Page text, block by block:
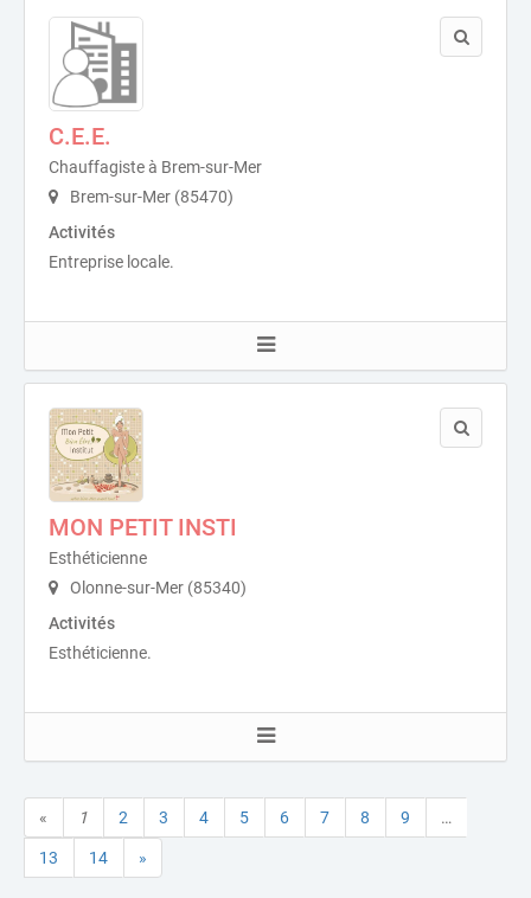
C.E.E.
Chauffagiste à Brem-sur-Mer
Brem-sur-Mer (85470)
Activités
Entreprise locale.
MON PETIT INSTI
Esthéticienne
Olonne-sur-Mer (85340)
Activités
Esthéticienne.
« 1 2 3 4 5 6 7 8 9 …
13 14 »